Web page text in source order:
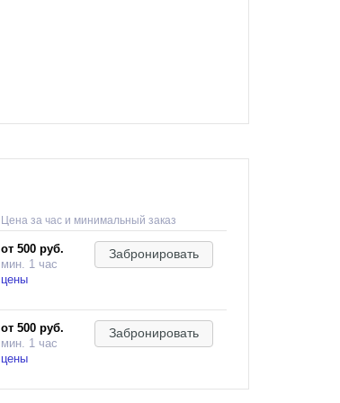
Цена за час и минимальный заказ
от 500 руб.
мин. 1 час
цены
Забронировать
от 500 руб.
мин. 1 час
цены
Забронировать